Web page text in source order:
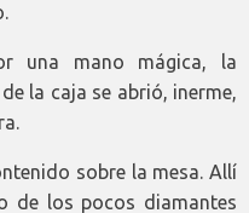
una mano mágica, la
la caja se abrió, inerme,
sobre la mesa. Allí
de los pocos diamantes